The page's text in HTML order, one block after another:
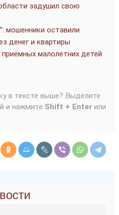
задушил свою
мошенники оставили
денег и квартиры
малолетних детей
в тексте выше? Выделите
и нажмите Shift + Enter или